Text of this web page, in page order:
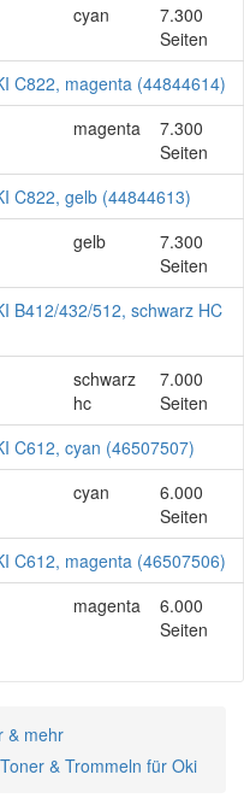
cyan
7.300
Seiten
C822, magenta (44844614)
magenta
7.300
Seiten
C822, gelb (44844613)
gelb
7.300
Seiten
B412/432/512, schwarz HC
schwarz
hc
7.000
Seiten
C612, cyan (46507507)
cyan
6.000
Seiten
C612, magenta (46507506)
magenta
6.000
Seiten
& mehr
Toner & Trommeln für Oki